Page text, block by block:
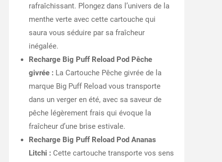
rafraîchissant. Plongez dans l’univers de la
menthe verte avec cette cartouche qui
saura vous séduire par sa fraîcheur
inégalée.
Recharge Big Puff Reload Pod Pêche
givrée :La Cartouche Pêche givrée de la
marque Big Puff Reload vous transporte
dans un verger en été, avec sa saveur de
pêche légèrement frais qui évoque la
fraîcheur d’une brise estivale.
Recharge Big Puff Reload Pod Ananas
Litchi : Cette cartouche transporte vos sens